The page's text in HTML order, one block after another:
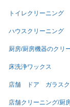
トイレクリーニング
ハウスクリーニング
厨房/厨房機器のクリ
床洗浄ワックス
店舗 ドア ガラスク
店舗クリーニング/厨